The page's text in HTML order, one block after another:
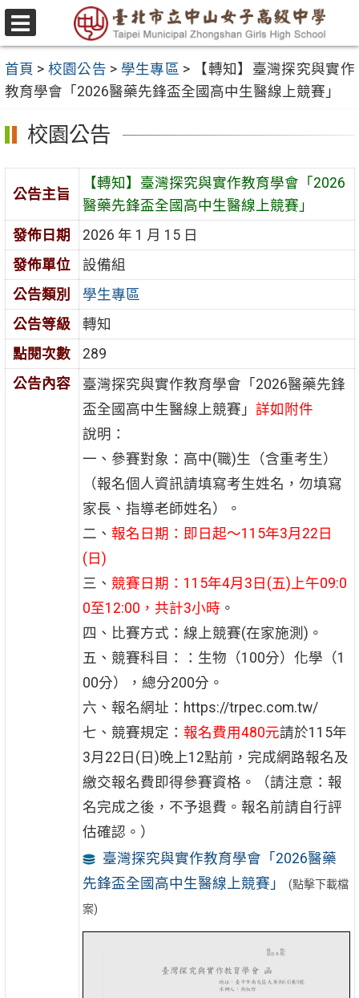
跳
至
要
內
容
區
選
單
首頁 > 校園公告 > 學生專區 >
【轉知】臺灣探究與實作
教育學會「2026醫藥先鋒盃全國高中生醫線上競賽」
校園公告
公告主旨
【轉知】臺灣探究與實作教育學會「2026
醫藥先鋒盃全國高中生醫線上競賽」
發佈日期
2026 年 1 月 15 日
發佈單位
設備組
公告類別
學生專區
公告等級
轉知
點閱次數
289
公告內容
臺灣探究與實作教育學會「2026醫藥先鋒
盃全國高中生醫線上競賽」 詳如附件
說明：
一、參賽對象：高中(職)生（含重考生）
（報名個人資訊請填寫考生姓名，勿填寫
家長、指導老師姓名）。
二、 報名日期：即日起～115年3月22日
(日)
三、 競賽日期：115年4月3日(五)上午09:0
0至12:00，共計3小時 。
四、比賽方式：線上競賽(在家施測)。
五、競賽科目：：生物（100分）化學（1
00分），總分200分。
六、報名網址：https://trpec.com.tw/
七、競賽規定： 報名費用480元請於115年
3月22日(日)晚上12點前，完成網路報名及
繳交報名費即得參賽資格。（請注意：報
名完成之後，不予退費。報名前請自行評
估確認。）
臺灣探究與實作教育學會「2026醫藥
先鋒盃全國高中生醫線上競賽」
(點擊下載檔
案)